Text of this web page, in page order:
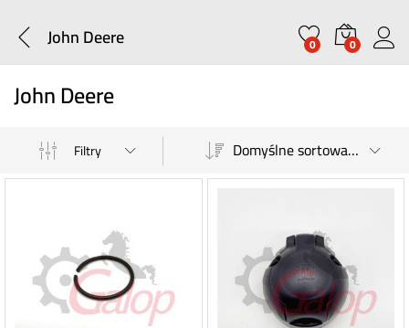
John Deere 0 0
John Deere
Filtry Domyślne sortowanie